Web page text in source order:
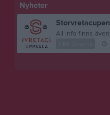
Nyheter